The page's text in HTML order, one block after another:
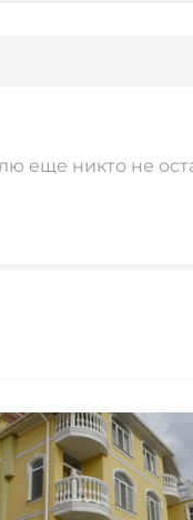
еще никто не